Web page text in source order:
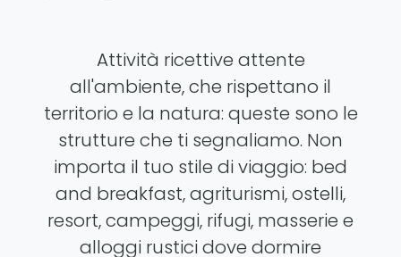
Attività ricettive attente
all'ambiente, che rispettano il
territorio e la natura: queste sono le
strutture che ti segnaliamo. Non
importa il tuo stile di viaggio: bed
and breakfast, agriturismi, ostelli,
resort, campeggi, rifugi, masserie e
alloggi rustici dove dormire